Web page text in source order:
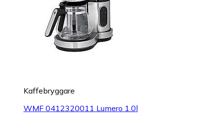
Kaffebryggare
WMF 0412320011 Lumero 1.0l